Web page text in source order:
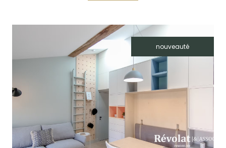
nouveauté
voir le bien